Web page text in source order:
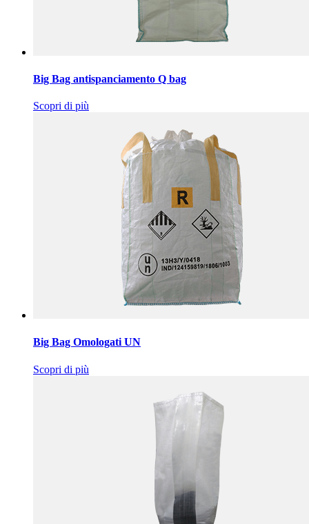
Big Bag antispanciamento Q bag
Scopri di più
Big Bag Omologati UN
Scopri di più